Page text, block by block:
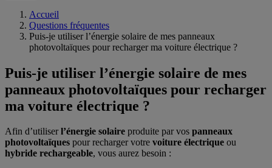
Accueil
Questions fréquentes
Puis-je utiliser l’énergie solaire de mes panneaux
photovoltaïques pour recharger ma voiture électrique ?
Puis-je utiliser l’énergie solaire de mes
panneaux photovoltaïques pour recharger
ma voiture électrique ?
Afin d’utiliserl’énergie solaire produite par vos panneaux
photovoltaïques pour recharger votre voiture électrique ou
hybride rechargeable, vous aurez besoin :